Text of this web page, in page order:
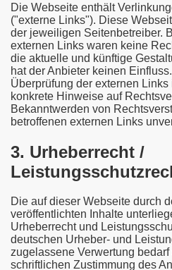
Die Webseite enthält
("externe Links"). Diese
der jeweiligen Seitenbetreiber.
externen Links waren keine
die aktuelle und künftige
hat der Anbieter keinen
Überprüfung der externen
konkrete Hinweise auf
Bekanntwerden von
betroffenen externen Links
3. Urheberrecht /
Die auf dieser Webseite durch
veröffentlichten Inhalte
Urheberrecht und
deutschen Urheber- und
zugelassene Verwertung
schriftlichen Zustimmung des